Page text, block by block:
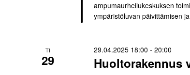
ampumaurheilukeskuksen
ympäristöluvan päivittämisen
TI
29 Huoltorakennus
29.04.2025 18:00 -20:00